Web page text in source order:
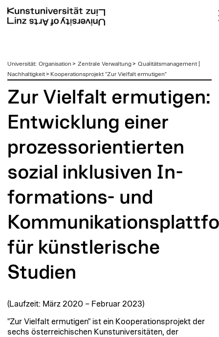
zum
Inhalt
Universität: Organisation > Zentrale Verwaltung> Qualitätsmanagement |
Nachhaltigkeit> Kooperationsprojekt "Zur Vielfalt ermutigen"
Zur Vielfalt ermutigen:
Entwicklung einer
prozessorientierten
sozial inklusiven In-
formations- und
für künstlerische
Studien
(Laufzeit: März 2020 – Februar 2023)
"Zur Vielfalt ermutigen" ist ein Kooperationsprojekt der
sechs österreichischen Kunstuniversitäten, der